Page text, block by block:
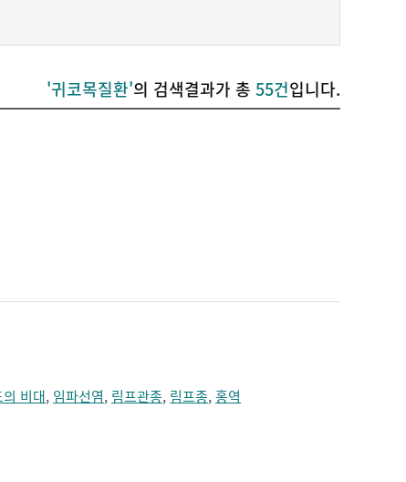
'귀코목질환'의 검색결과가 총 55건입니다.
비대, 임파선염, 림프관종, 림프종,홍역